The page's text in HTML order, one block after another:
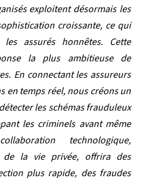
exploitent désormais les
croissante, ce qui
assurés honnêtes. Cette
la plus ambitieuse de
En connectant les assureurs
en temps réel, nous créons un
les schémas frauduleux
les criminels avant même
technologique,
de la vie privée, offrira des
plus rapide, des fraudes